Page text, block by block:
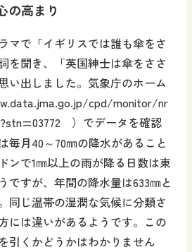
の高まり
マで「イギリスでは誰も傘をさ
を聞き、「英国紳士は傘をささ
い出しました。気象庁のホーム
cpd/monitor/nr
）でデータを確認
毎月40～70㎜の降水があること
ンで1㎜以上の雨が降る日数は東
ですが、年間の降水量は633㎜と
同じ温帯の湿潤な気候に分類さ
には違いがあるようです。この
引くかどうかはわかりません